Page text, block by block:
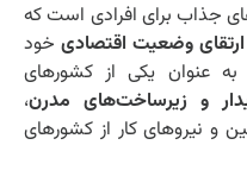
جذاب برای افرادی است که
وضعیت اقتصادی خود
عنوان یکی از کشورهای
و زیرساخت‌های مدرن،
و نیروهای کار از کشورهای